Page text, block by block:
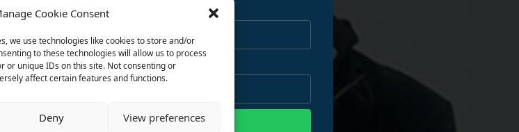
Cookie Consent
we use technologies like cookies to store and/or
to these technologies will allow us to process
or unique IDs on this site. Not consenting or
affect certain features and functions.
Deny View preferences
Nachname
E-Mail-Adresse
Anmelden